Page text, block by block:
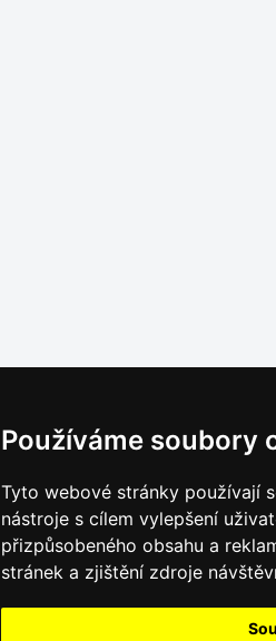
Používáme soubory
Tyto webové stránky používají
nástroje s cílem vylepšení
přizpůsobeného obsahu a
stránek a zjištění zdroje